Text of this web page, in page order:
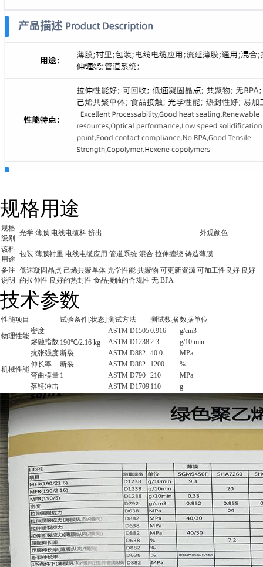
规格用途
规格
级别
光学 薄膜,电线电缆料 挤出
外观颜色
该料
用途
包装 薄膜衬里 电线电缆应用 管道系统 混合 拉伸缠绕 铸造薄膜
备注
说明
低速凝固晶点 己烯共聚单体 光学性能 共聚物 可更新资源 可加工性良好 良好
的拉伸性 良好的热封性 食品接触的合规性 无 BPA
技术参数
性能项目 试验条件[状态] 测试方法 测试数据数据单位
物理性能
密度 ASTM D15050.916
g/cm3
熔融指数 190℃/2.16 kg ASTM D12382.3 g/10 min
机械性能
抗张强度 断裂 ASTM D882 40.0
MPa
伸长率
断裂 ASTM D882 1200
%
弯曲模量 1 ASTM D790 210
MPa
落锤冲击
ASTM D1709 110 g